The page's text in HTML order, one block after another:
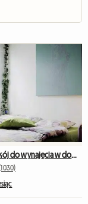
Zielony pokój do wynajęcia w domu w Brukseli